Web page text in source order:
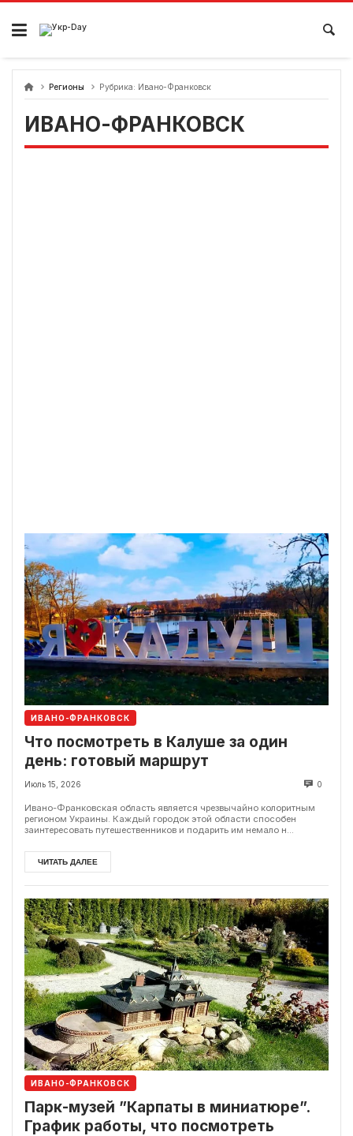
перейти
содержанию
Регионы Рубрика: Ивано-Франковск
ИВАНО-ФРАНКОВСК
ИВАНО-ФРАНКОВСК
Что посмотреть в Калуше за один
день: готовый маршрут
Июль 15, 2026 0
Ивано-Франковская область является чрезвычайно колоритным
регионом Украины. Каждый городок этой области способен
заинтересовать путешественников и подарить им немало н...
ЧИТАТЬ ДАЛЕЕ
ИВАНО-ФРАНКОВСК
Парк-музей ”Карпаты в миниатюре”.
График работы, что посмотреть